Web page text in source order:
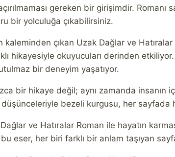
gereken bir girişimdir. Romanı
bir yolculuğa çıkabilirsiniz.
kaleminden çıkan Uzak Dağlar ve Hatıralar
hikayesiyle okuyucuları derinden
bir deneyim yaşatıyor.
bir hikaye değil; aynı zamanda insanın
düşünceleriyle bezeli kurgusu, her sayfada
ve Hatıralar Roman ile hayatın
eser, her biri farklı bir anlam taşıyan